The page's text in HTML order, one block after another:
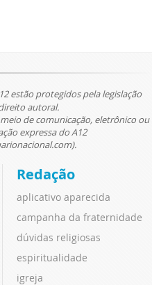
estão protegidos pela legislação
autoral.
de comunicação, eletrônico ou
expressa do A12
Redação
aplicativo aparecida
campanha da fraternidade
dúvidas religiosas
espiritualidade
igreja